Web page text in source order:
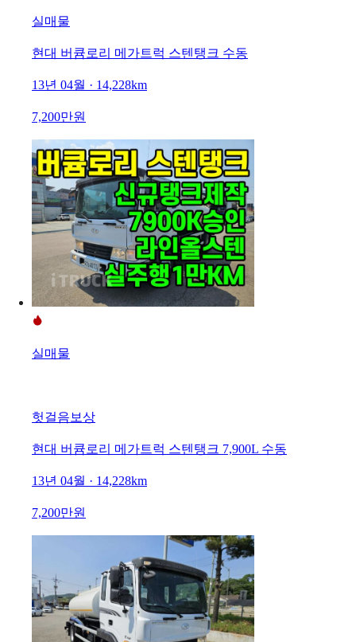
실매물
현대 버큠로리 메가트럭 스텐탱크 수동
13년 04월 · 14,228km
7,200만원
실매물
헛걸음보상
현대 버큠로리 메가트럭 스텐탱크 7,900L 수동
13년 04월 · 14,228km
7,200만원